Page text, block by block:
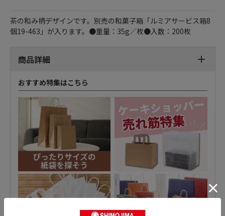
茶の和み柄デザインです。別売の和菓子箱「ルミアサービス箱8
個19-463」が入ります。●重量：35g／枚●入数：200枚
商品詳細
おすすめ特集はこちら